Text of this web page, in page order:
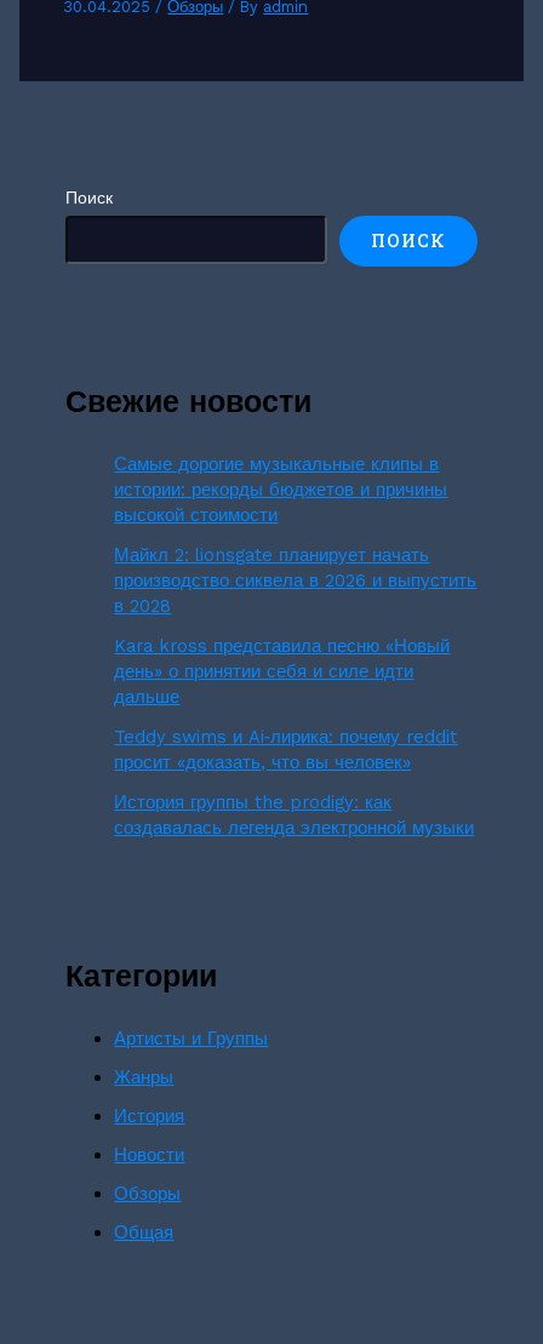
30.04.2025 /Обзоры / By admin
Поиск
ПОИСК
Свежие новости
Самые дорогие музыкальные клипы в
истории: рекорды бюджетов и причины
высокой стоимости
Майкл 2: lionsgate планирует начать
производство сиквела в 2026 и выпустить
в 2028
Kara kross представила песню «Новый
день» о принятии себя и силе идти
дальше
Teddy swims и Ai‑лирика: почему reddit
просит «доказать, что вы человек»
История группы the prodigy: как
создавалась легенда электронной музыки
Категории
Артисты и Группы
Жанры
История
Новости
Обзоры
Общая